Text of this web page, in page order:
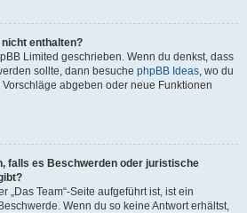
enthalten?
Limited geschrieben. Wenn du denkst, dass
sollte, dann besuche phpBB Ideas, wo du
abgeben oder neue Funktionen
falls es Beschwerden oder juristische
„Das Team“-Seite aufgeführt ist, ist ein
Wenn du so keine Antwort erhältst,